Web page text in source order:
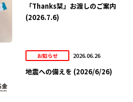
「Thanks栞」お渡しのご案内
(2026.7.6)
お知らせ 2026.06.26
地震への備えを (2026/6/26)